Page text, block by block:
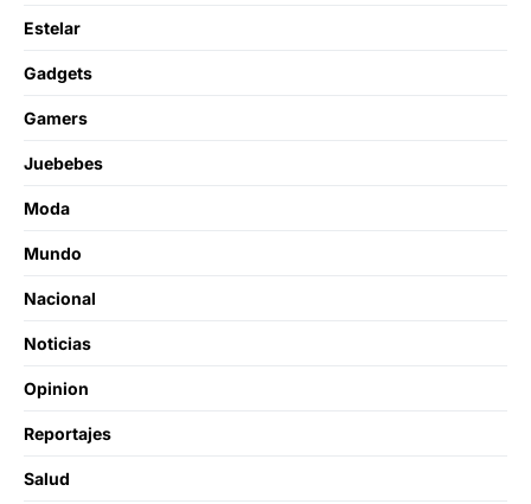
Estelar
Gadgets
Gamers
Juebebes
Moda
Mundo
Nacional
Noticias
Opinion
Reportajes
Salud